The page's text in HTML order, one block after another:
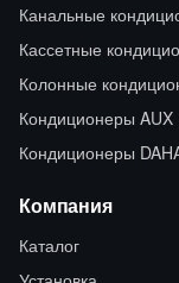
Канальные
Кассетные
Колонные
Кондиционеры AUX
Кондиционеры
Компания
Каталог